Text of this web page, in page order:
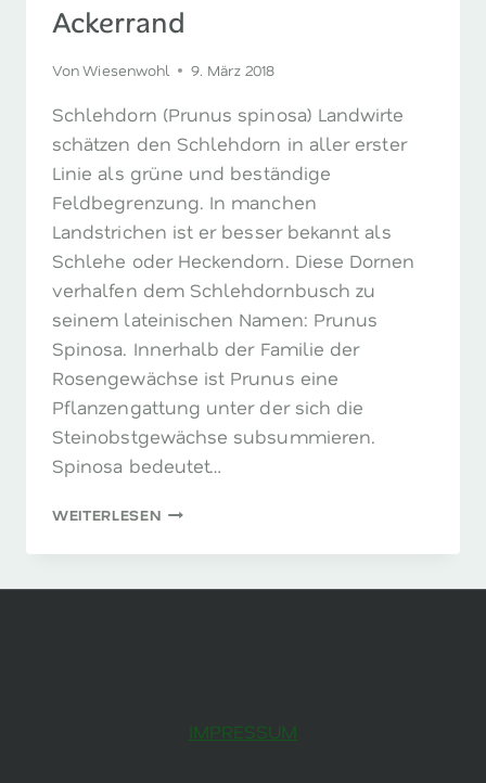
Ackerrand
Von Wiesenwohl 9. März 2018
Schlehdorn (Prunus spinosa) Landwirte
schätzen den Schlehdorn in aller erster
Linie als grüne und beständige
Feldbegrenzung. In manchen
Landstrichen ist er besser bekannt als
Schlehe oder Heckendorn. Diese Dornen
verhalfen dem Schlehdornbusch zu
seinem lateinischen Namen: Prunus
Spinosa. Innerhalb der Familie der
Rosengewächse ist Prunus eine
Pflanzengattung unter der sich die
Steinobstgewächse subsummieren.
Spinosa bedeutet…
WEITERLESENSCHLEHDORN
DER
IMPRESSUM